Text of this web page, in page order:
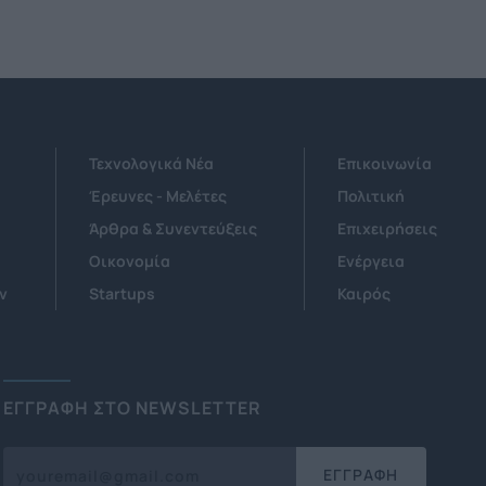
Τεχνολογικά Νέα
Έρευνες - Μελέτες
Άρθρα & Συνεντεύξεις
Οικονομία
Startups
Επικοινωνία
Πολιτική
Επιχειρήσεις
Ενέργεια
Καιρός
ΕΓΓΡΑΦΗ ΣΤΟ NEWSLETTER
ΕΓΓΡΑΦΗ